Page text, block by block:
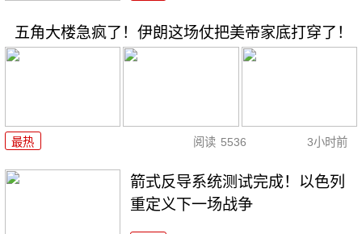
五角大楼急疯了！伊朗这场仗把美帝家底打穿了！
最热 阅读 5536 3小时前
箭式反导系统测试完成！以色列
重定义下一场战争